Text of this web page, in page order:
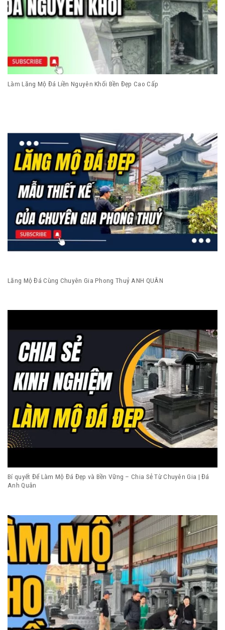
Làm Lăng Mộ Đá Liền Nguyên Khối Bền Đẹp Cao Cấp
Lăng Mộ Đá Cùng Chuyên Gia Phong Thuỷ ANH QUÂN
Bí quyết Để Làm Mộ Đá Đẹp và Bền Vững – Chia Sẻ Từ Chuyên Gia | Đá
Anh Quân